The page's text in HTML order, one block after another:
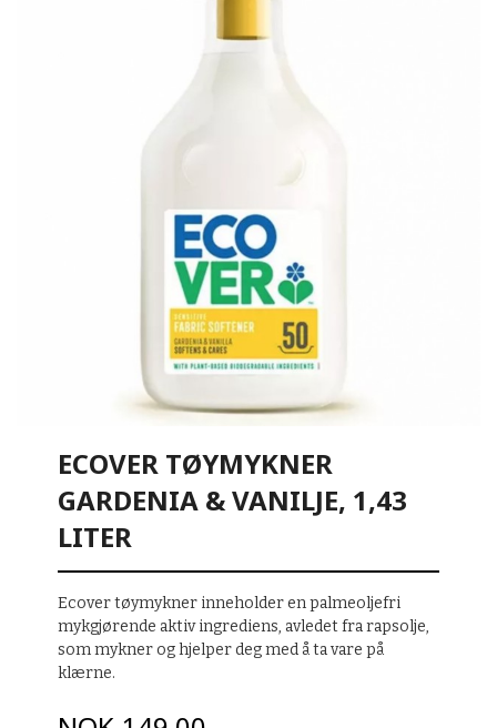
ECOVER TØYMYKNER
GARDENIA & VANILJE, 1,43
LITER
Ecover tøymykner inneholder en palmeoljefri
mykgjørende aktiv ingrediens, avledet fra rapsolje,
som mykner og hjelper deg med å ta vare på
klærne.